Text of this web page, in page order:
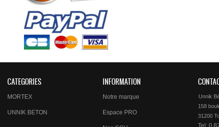
CATEGORIES
MORTEX
UNNIK BETON
INFORMATION
Notre marque
Espace PRO
Unnik
158
Tel: 0